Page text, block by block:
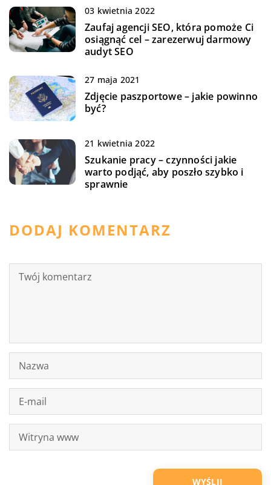
03 kwietnia 2022
Zaufaj agencji SEO, która pomoże Ci
osiągnąć cel – zarezerwuj darmowy
audyt SEO
27 maja 2021
Zdjęcie paszportowe – jakie powinno
być?
21 kwietnia 2022
Szukanie pracy – czynności jakie
warto podjąć, aby poszło szybko i
sprawnie
DODAJ KOMENTARZ